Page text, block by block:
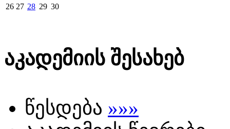
26 27 28 29 30
აკადემიის შესახებ
წესდება »»»